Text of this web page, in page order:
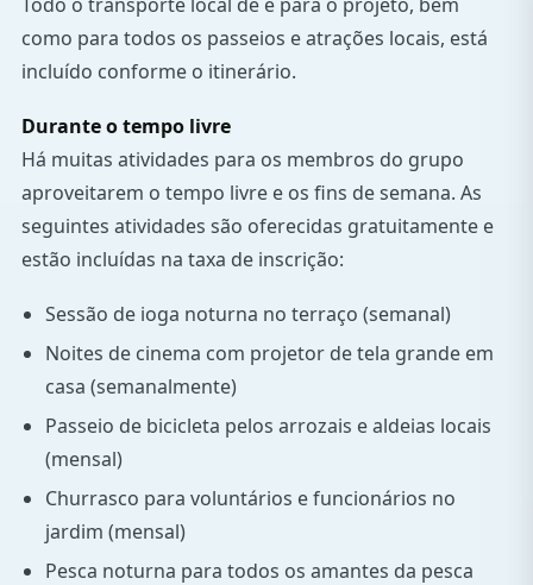
como para todos os passeios e atrações locais, está
incluído conforme o itinerário.
Durante o tempo livre
Há muitas atividades para os membros do grupo
aproveitarem o tempo livre e os fins de semana. As
seguintes atividades são oferecidas gratuitamente e
estão incluídas na taxa de inscrição:
Sessão de ioga noturna no terraço (semanal)
Noites de cinema com projetor de tela grande em
casa (semanalmente)
Passeio de bicicleta pelos arrozais e aldeias locais
(mensal)
Churrasco para voluntários e funcionários no
jardim (mensal)
Pesca noturna para todos os amantes da pesca